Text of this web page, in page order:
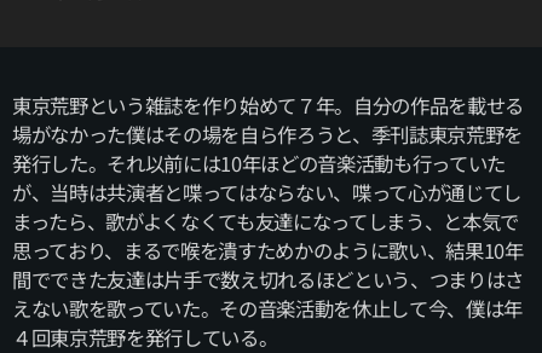
東京荒野という雑誌を作り始めて７年。自分の作品を載せる
場がなかった僕はその場を自ら作ろうと、季刊誌東京荒野を
発行した。それ以前には10年ほどの音楽活動も行っていた
が、当時は共演者と喋ってはならない、喋って心が通じてし
まったら、歌がよくなくても友達になってしまう、と本気で
思っており、まるで喉を潰すためかのように歌い、結果10年
間でできた友達は片手で数え切れるほどという、つまりはさ
えない歌を歌っていた。その音楽活動を休止して今、僕は年
４回東京荒野を発行している。